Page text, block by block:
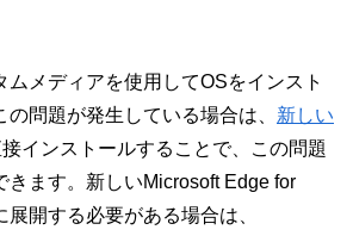
ムメディアを使用してOSをインスト
問題が発生している場合は、 新しい
接インストールすることで、この問題
きます。新しいMicrosoft Edge for
開する必要がある場合は、